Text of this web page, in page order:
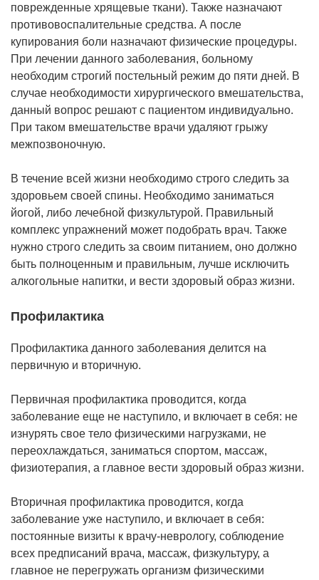
поврежденные хрящевые ткани). Также назначают
противовоспалительные средства. А после
купирования боли назначают физические процедуры.
При лечении данного заболевания, больному
необходим строгий постельный режим до пяти дней. В
случае необходимости хирургического вмешательства,
данный вопрос решают с пациентом индивидуально.
При таком вмешательстве врачи удаляют грыжу
межпозвоночную.
В течение всей жизни необходимо строго следить за
здоровьем своей спины. Необходимо заниматься
йогой, либо лечебной физкультурой. Правильный
комплекс упражнений может подобрать врач. Также
нужно строго следить за своим питанием, оно должно
быть полноценным и правильным, лучше исключить
алкогольные напитки, и вести здоровый образ жизни.
Профилактика
Профилактика данного заболевания делится на
первичную и вторичную.
Первичная профилактика проводится, когда
заболевание еще не наступило, и включает в себя: не
изнурять свое тело физическими нагрузками, не
переохлаждаться, заниматься спортом, массаж,
физиотерапия, а главное вести здоровый образ жизни.
Вторичная профилактика проводится, когда
заболевание уже наступило, и включает в себя:
постоянные визиты к врачу-неврологу, соблюдение
всех предписаний врача, массаж, физкультуру, а
главное не перегружать организм физическими